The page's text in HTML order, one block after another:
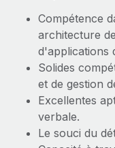
Compétence
architecture
d'applications
Solides
et de gestion
Excellentes
verbale.
Le souci du